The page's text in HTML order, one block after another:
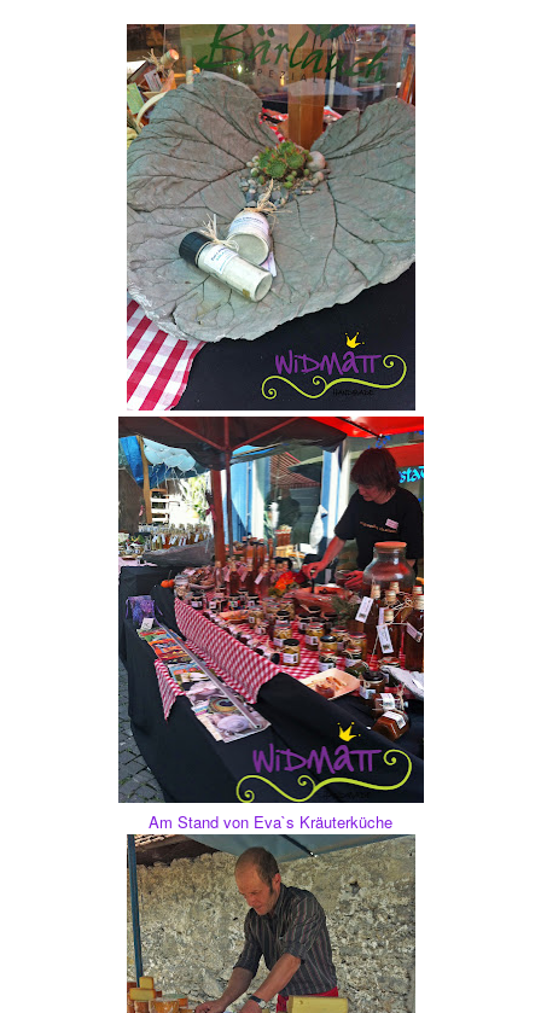
Am Stand von Eva`s Kräuterküche